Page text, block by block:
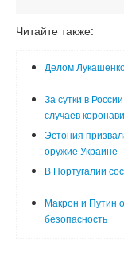
Читайте также:
Делом
За сутки в
случаев
Эстония
оружие Украине
В Португалии
Макрон и Путин
безопасность